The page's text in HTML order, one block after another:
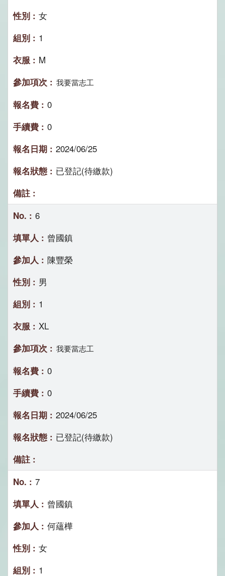
女
1
M
我要當志工
0
0
2024/06/25
已登記(待繳款)
6
曾國鎮
陳豐榮
男
1
XL
我要當志工
0
0
2024/06/25
已登記(待繳款)
7
曾國鎮
何蘊樺
女
1